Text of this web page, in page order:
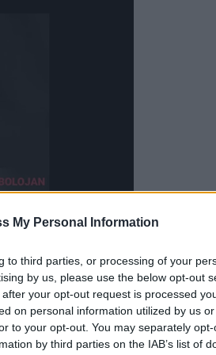
My Personal Information
to third parties, or processing of your
by us, please use the below opt-out
your opt-out request is processed
on personal information utilized by us
to your opt-out. You may separately
by third parties on the IAB’s list of
au încercat să iasă
de avion cu destinația
câteva ore. Alții au
Coloanele de